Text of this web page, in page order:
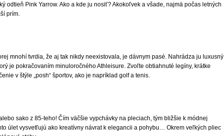
odtieň Pink Yarrow. Ako a kde ju nosiť? Akokoľvek a všade, najmä počas letných
prím.
mnohí tvrdia, že aj tak nikdy neexistovala, je dávnym pasé. Nahrádza ju luxusný
je pokračovaním minuloročného Athleisure. Zvoľte obtiahnuté legíny, krátke
v štýle „posh“ športov, ako je napríklad golf a tenis.
sako z 85-teho! Čím väčšie vypchávky na pleciach, tým bližšie k módnej
úlet vysvetľujú ako kreatívny návrat k elegancii a pohybu… Okrem veľkých pliec